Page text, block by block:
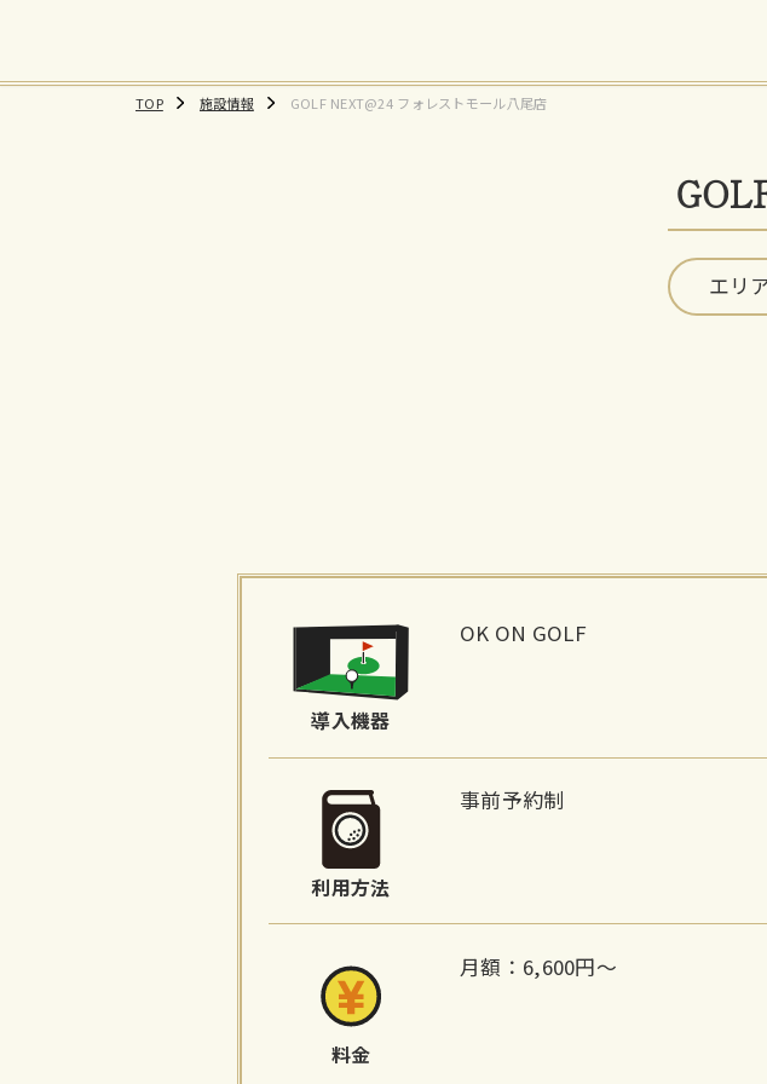
TOP 施設情報 GOLF NEXT@24 フォレストモール八尾店
エリ
導入機器
OK ON GOLF
利用方法
事前予約制
料金
月額：6,600円～